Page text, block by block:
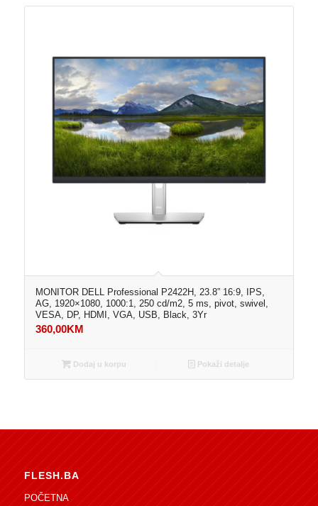
MONITOR DELL Professional P2422H, 23.8” 16:9, IPS,
AG, 1920×1080, 1000:1, 250 cd/m2, 5 ms, pivot, swivel,
VESA, DP, HDMI, VGA, USB, Black, 3Yr
360,00KM
Dodaj u korpu Pokaži detalje
FLESH.BA
POČETNA